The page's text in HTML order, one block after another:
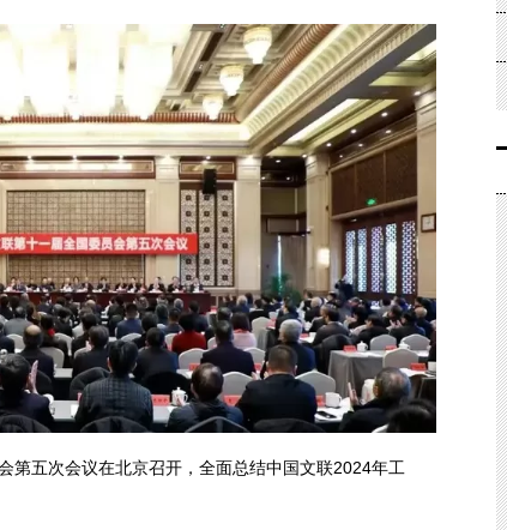
第五次会议在北京召开，全面总结中国文联2024年工